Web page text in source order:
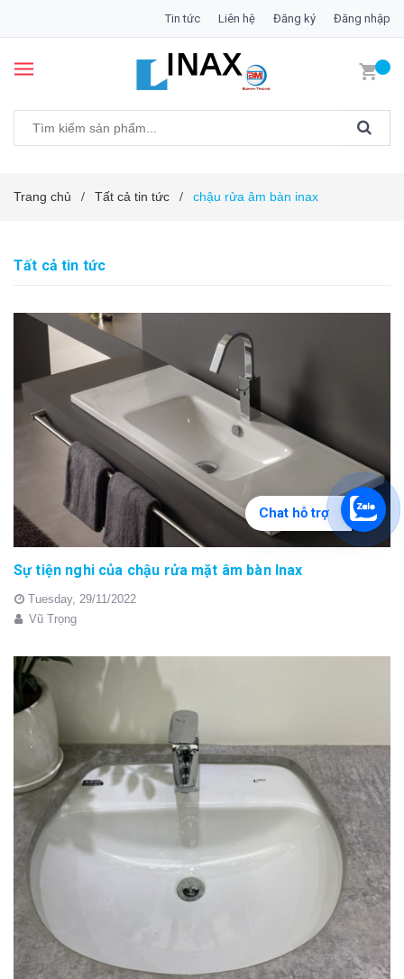
Tin tức Liên hệ Đăng ký Đăng nhập
Trang chủ / Tất cả tin tức / chậu rửa âm bàn inax
Tất cả tin tức
Sự tiện nghi của chậu rửa mặt âm bàn Inax
Tuesday, 29/11/2022
Vũ Trọng
Chat hỗ trợ